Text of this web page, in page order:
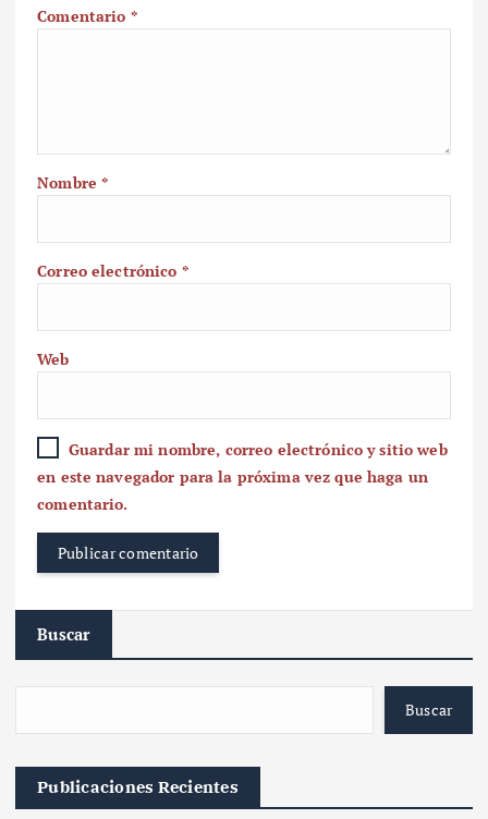
Comentario *
Nombre*
Correo electrónico *
Web
Guardar mi nombre, correo electrónico y sitio web
en este navegador para la próxima vez que haga un
comentario.
Buscar
Buscar
Publicaciones Recientes